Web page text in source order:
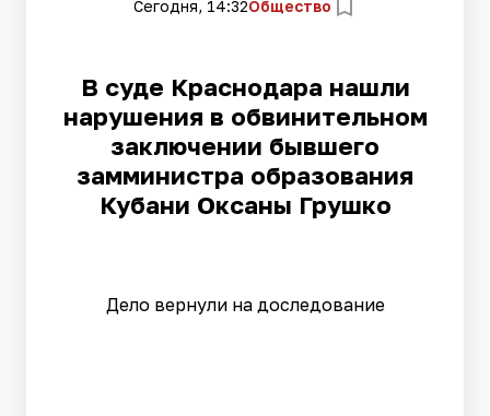
Сегодня, 14:32Общество
В суде Краснодара нашли
нарушения в обвинительном
заключении бывшего
замминистра образования
Кубани Оксаны Грушко
Дело вернули на доследование